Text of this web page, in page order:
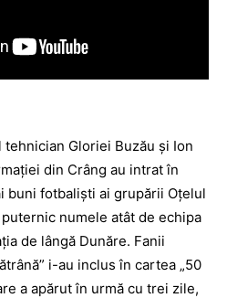
Gloriei Buzău şi Ion
din Crâng au intrat în
buni fotbalişti ai grupării Oţelul
numele atât de echipa
de lângă Dunăre. Fanii
i-au inclus în cartea „50
a apărut în urmă cu trei zile,